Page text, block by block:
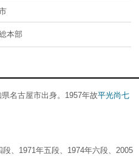
本部
名古屋市出身。1957年故平光尚七
、1971年五段、1974年六段、2005